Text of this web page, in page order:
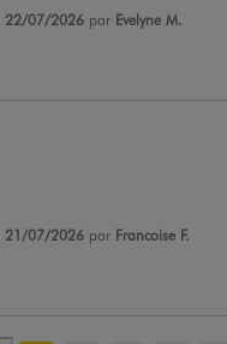
22/07/2026 par Evelyne M.
21/07/2026 par Francoise F.